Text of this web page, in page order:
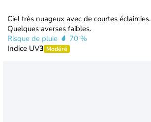
Ciel très nuageux avec de courtes éclaircies.
Quelques averses faibles.
Risque de pluie
70 %
Indice UV3 Modéré